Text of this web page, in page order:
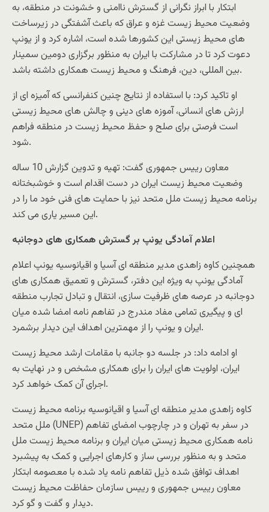
ابتکار با ابراز نگرانی از گسترش ناامنی و خشونت در منطقه، به
وضعیت محیط زیست غزه و عراق که باعث آشفتگی در زیرساخت
های محیط زیستی این کشورها شده است، اشاره کرد و از یونپ
دعوت کرد تا در مشارکت با ایران به منظور برگزاری دومین سمینار
بین المللی، دین، فرهنگ و محیط زیست همکاری داشته باشد.
او تاکید کرد: با استفاده از نتایج چنین کنفرانسی که آمیزه ای از
ارزش های انسانی، آموزه های دینی و چالش های محیط زیستی
است فرصتی برای صلح و حفظ محیط زیست در منطقه فراهم
شود.
معاون رییس جمهوری گفت: تهیه و تدوین گزارش 10 ساله
وضعیت محیط زیست ایران در دست اقدام است و خوشبختانه
برنامه محیط زیست ملل متحد نیز با حمایت های فنی خود ما را در
این مسیر یاری می کند.
اعلام آمادگی یونپ بر گسترش همکاری های دوجانبه
همچنین کاوه زاهدی مدیر منطقه ای آسیا و اقیانوسیه یونپ اعلام
آمادگی یونپ به ویژه این دفتر، گسترش و تعمیق همکاری های
دوجانبه در عرصه های ظرفیت سازی، انتقال و تبادل تجارب منطقه
ای و پیگیری تمامی مفاد مندرج در تفاهم نامه امضا شده میان
ایران و یونپ را از مهمترین اهداف این دیدار برشمرد.
او ادامه داد: در جلسه دو جانبه با مقامات ارشد محیط زیست
ایران، اولویت های ایران را برای همکاری مشخص و در نهایت به
اجرای آن کمک خواهد کرد.
کاوه زاهدی مدیر منطقه ای آسیا و اقیانوسیه برنامه محیط زیست
ملل متحد (UNEP) در سفر به تهران و در چارچوب امضای تفاهم
نامه همکاری محیط زیستی میان ایران و برنامه محیط زیست ملل
متحد و به منظور بررسی ساز و کارهای اجرایی و کمک به پیشبرد
اهداف توافق شده ذیل تفاهم نامه یاد شده با معصومه ابتکار
معاون رییس جمهوری و رییس سازمان حفاظت محیط زیست
دیدار و گفت و گو کرد.